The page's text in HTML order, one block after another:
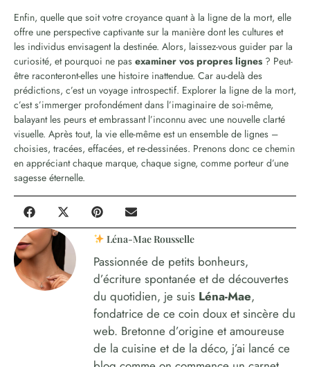
Enfin, quelle que soit votre croyance quant à la ligne de la mort, elle
offre une perspective captivante sur la manière dont les cultures et
les individus envisagent la destinée. Alors, laissez-vous guider par la
curiosité, et pourquoi ne pas examiner vos propres lignes ? Peut-
être raconteront-elles une histoire inattendue. Car au-delà des
prédictions, c’est un voyage introspectif. Explorer la ligne de la mort,
c’est s’immerger profondément dans l’imaginaire de soi-même,
balayant les peurs et embrassant l’inconnu avec une nouvelle clarté
visuelle. Après tout, la vie elle-même est un ensemble de lignes –
choisies, tracées, effacées, et re-dessinées. Prenons donc ce chemin
en appréciant chaque marque, chaque signe, comme porteur d’une
sagesse éternelle.
Léna-Mae Rousselle
Passionnée de petits bonheurs,
d’écriture spontanée et de découvertes
du quotidien, je suis Léna-Mae,
fondatrice de ce coin doux et sincère du
web. Bretonne d’origine et amoureuse
de la cuisine et de la déco, j’ai lancé ce